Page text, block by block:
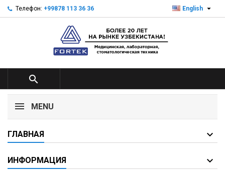
Телефон: +99878 113 36 36 English 

MENU
ГЛАВНАЯ
ИНФОРМАЦИЯ